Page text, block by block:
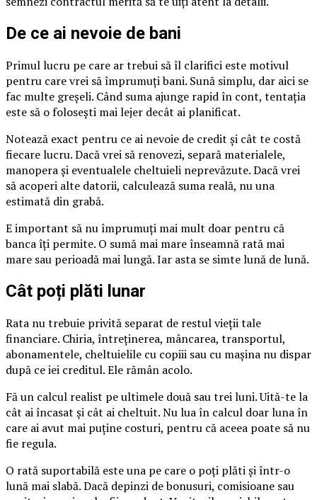
De ce ai nevoie de bani
Primul lucru pe care ar trebui să îl clarifici este motivul
pentru care vrei să împrumuți bani. Sună simplu, dar aici se
fac multe greșeli. Când suma ajunge rapid în cont, tentația
este să o folosești mai lejer decât ai planificat.
Notează exact pentru ce ai nevoie de credit și cât te costă
fiecare lucru. Dacă vrei să renovezi, separă materialele,
manopera și eventualele cheltuieli neprevăzute. Dacă vrei
să acoperi alte datorii, calculează suma reală, nu una
estimată din grabă.
E important să nu împrumuți mai mult doar pentru că
banca îți permite. O sumă mai mare înseamnă rată mai
mare sau perioadă mai lungă. Iar asta se simte lună de lună.
Cât poți plăti lunar
Rata nu trebuie privită separat de restul vieții tale
financiare. Chiria, întreținerea, mâncarea, transportul,
abonamentele, cheltuielile cu copiii sau cu mașina nu dispar
după ce iei creditul. Ele rămân acolo.
Fă un calcul realist pe ultimele două sau trei luni. Uită-te la
cât ai încasat și cât ai cheltuit. Nu lua în calcul doar luna în
care ai avut mai puține costuri, pentru că aceea poate să nu
fie regula.
O rată suportabilă este una pe care o poți plăti și într-o
lună mai slabă. Dacă depinzi de bonusuri, comisioane sau